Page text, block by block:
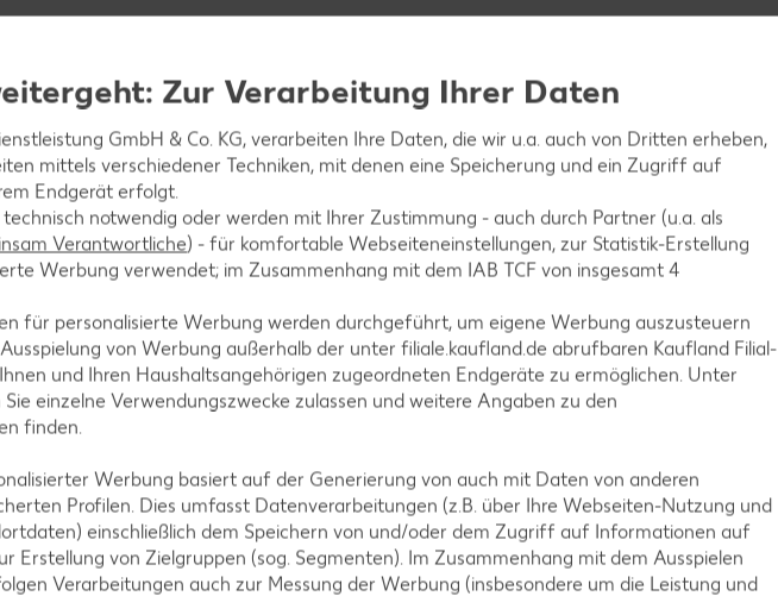
einstreuen, aufkochen und nach Packungsanweisung garen.
schneiden. Öl, Honig und Melisse oder Minze verrühren und
Gläser füllen und mit karamellisierten Nüssen garniert
Zur Verarbeitung Ihrer Daten
GmbH & Co. KG, verarbeiten Ihre Daten, die wir u.a. auch von Dritten erheben,
mittels verschiedener Techniken, mit denen eine Speicherung und ein Zugriff auf
Endgerät erfolgt.
technisch notwendig oder werden mit Ihrer Zustimmung - auch durch Partner (u.a. als
Verantwortliche) - für komfortable Webseiteneinstellungen, zur Statistik-Erstellung
Werbung verwendet; im Zusammenhang mit dem IAB TCF von insgesamt4
für personalisierte Werbung werden durchgeführt, um eigene Werbung auszusteuern
von Werbung außerhalb der unter filiale.kaufland.de abrufbaren Kaufland Filial-
und Ihren Haushaltsangehörigen zugeordneten Endgeräte zu ermöglichen. Unter
Sie einzelne Verwendungszwecke zulassen und weitere Angaben zu den
finden.
Werbung basiert auf der Generierung von auch mit Daten von anderen
Profilen. Dies umfasst Datenverarbeitungen (z.B. über Ihre Webseiten-Nutzung und
einschließlich dem Speichern von und/oder dem Zugriff auf Informationen auf
Erstellung von Zielgruppen (sog. Segmenten). Im Zusammenhang mit dem Ausspielen
Verarbeitungen auch zur Messung der Werbung (insbesondere um die Leistung und